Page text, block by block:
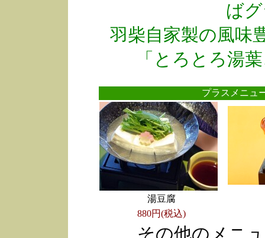
ば
羽柴自家製の風味
「とろとろ湯
プラスメニ
湯豆腐
880円(税込)
その他のメニ